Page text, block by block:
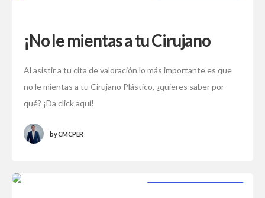
¡No le mientas a tu Cirujano
Al asistir a tu cita de valoración lo más importante es que
no le mientas a tu Cirujano Plástico, ¿quieres saber por
qué? ¡Da click aquí!
byCMCPER